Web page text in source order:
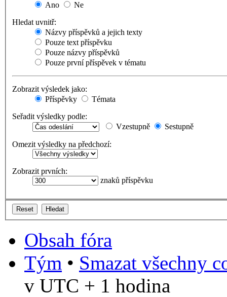
Ano
Ne
Hledat uvnitř:
Názvy příspěvků a jejich texty
Pouze text příspěvku
Pouze názvy příspěvků
Pouze první příspěvek v tématu
Zobrazit výsledek jako:
Příspěvky
Témata
Seřadit výsledky podle:
Vzestupně
Sestupně
Omezit výsledky na předchozí:
Zobrazit prvních:
znaků příspěvku
Obsah fóra
Tým • Smazat všechny
v UTC + 1 hodina